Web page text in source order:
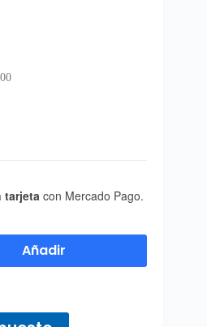
tarjeta con Mercado Pago.
Añadir